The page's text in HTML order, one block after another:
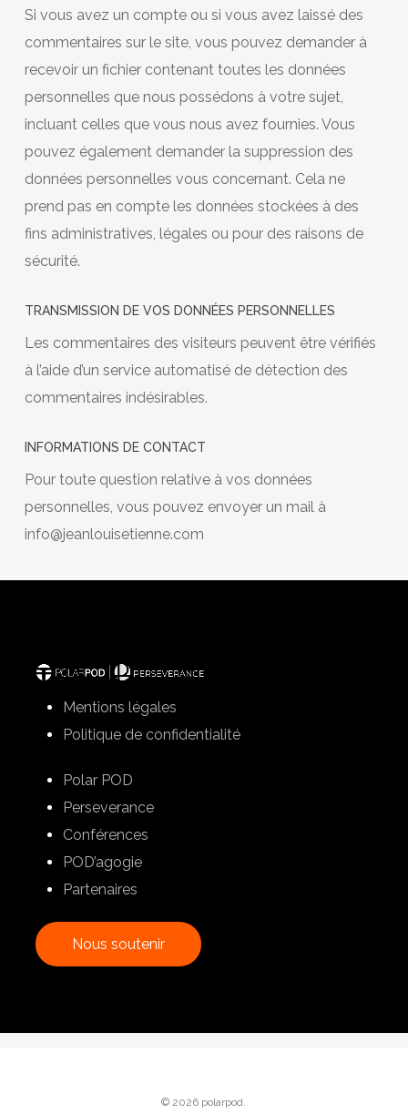
Si vous avez un compte ou si vous avez laissé des
commentaires sur le site, vous pouvez demander à
recevoir un fichier contenant toutes les données
personnelles que nous possédons à votre sujet,
incluant celles que vous nous avez fournies. Vous
pouvez également demander la suppression des
données personnelles vous concernant. Cela ne
prend pas en compte les données stockées à des
fins administratives, légales ou pour des raisons de
sécurité.
TRANSMISSION DE VOS DONNÉES PERSONNELLES
Les commentaires des visiteurs peuvent être vérifiés
à l’aide d’un service automatisé de détection des
commentaires indésirables.
INFORMATIONS DE CONTACT
Pour toute question relative à vos données
personnelles, vous pouvez envoyer un mail à
info@jeanlouisetienne.com
Mentions légales
Politique de confidentialité
Polar POD
Perseverance
Conférences
POD’agogie
Partenaires
Nous soutenir
© 2026 polarpod.